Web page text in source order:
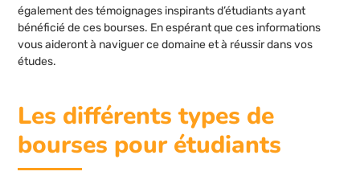
également des témoignages inspirants d’étudiants ayant
bénéficié de ces bourses. En espérant que ces informations
vous aideront à naviguer ce domaine et à réussir dans vos
études.
Les différents types de
bourses pour étudiants